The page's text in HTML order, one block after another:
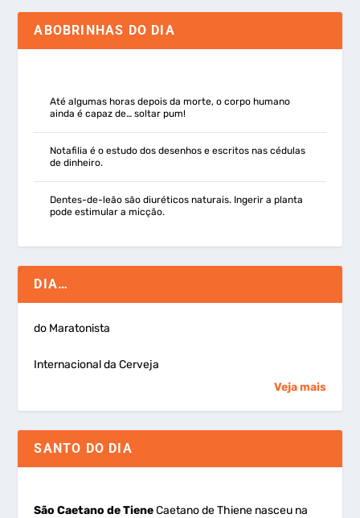
ABOBRINHAS DO DIA
Até algumas horas depois da morte, o corpo humano
ainda é capaz de… soltar pum!
Notafilia é o estudo dos desenhos e escritos nas cédulas
de dinheiro.
Dentes-de-leão são diuréticos naturais. Ingerir a planta
pode estimular a micção.
DIA…
do Maratonista
Internacional da Cerveja
Veja mais
SANTO DO DIA
São Caetano de TieneCaetano de Thiene nasceu na